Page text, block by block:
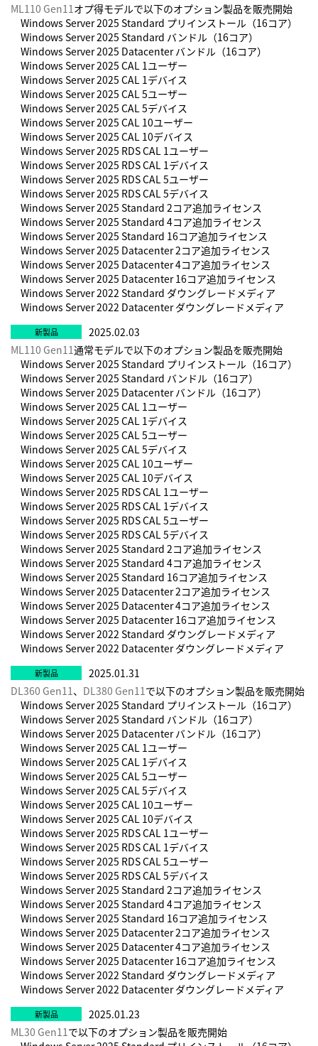
ML110 Gen11 オプ得モデルで以下のオプション製品を販売開始
Windows Server 2025 Standard プリインストール（16コア）
Windows Server 2025 Standard バンドル（16コア）
Windows Server 2025 Datacenter バンドル（16コア）
Windows Server 2025 CAL 1ユーザー
Windows Server 2025 CAL 1デバイス
Windows Server 2025 CAL 5ユーザー
Windows Server 2025 CAL 5デバイス
Windows Server 2025 CAL 10ユーザー
Windows Server 2025 CAL 10デバイス
Windows Server 2025 RDS CAL 1ユーザー
Windows Server 2025 RDS CAL 1デバイス
Windows Server 2025 RDS CAL 5ユーザー
Windows Server 2025 RDS CAL 5デバイス
Windows Server 2025 Standard 2コア追加ライセンス
Windows Server 2025 Standard 4コア追加ライセンス
Windows Server 2025 Standard 16コア追加ライセンス
Windows Server 2025 Datacenter 2コア追加ライセンス
Windows Server 2025 Datacenter 4コア追加ライセンス
Windows Server 2025 Datacenter 16コア追加ライセンス
Windows Server 2022 Standard ダウングレードメディア
Windows Server 2022 Datacenter ダウングレードメディア
2025.02.03
ML110 Gen11通常モデルで以下のオプション製品を販売開始
Windows Server 2025 Standard プリインストール（16コア）
Windows Server 2025 Standard バンドル（16コア）
Windows Server 2025 Datacenter バンドル（16コア）
Windows Server 2025 CAL 1ユーザー
Windows Server 2025 CAL 1デバイス
Windows Server 2025 CAL 5ユーザー
Windows Server 2025 CAL 5デバイス
Windows Server 2025 CAL 10ユーザー
Windows Server 2025 CAL 10デバイス
Windows Server 2025 RDS CAL 1ユーザー
Windows Server 2025 RDS CAL 1デバイス
Windows Server 2025 RDS CAL 5ユーザー
Windows Server 2025 RDS CAL 5デバイス
Windows Server 2025 Standard 2コア追加ライセンス
Windows Server 2025 Standard 4コア追加ライセンス
Windows Server 2025 Standard 16コア追加ライセンス
Windows Server 2025 Datacenter 2コア追加ライセンス
Windows Server 2025 Datacenter 4コア追加ライセンス
Windows Server 2025 Datacenter 16コア追加ライセンス
Windows Server 2022 Standard ダウングレードメディア
Windows Server 2022 Datacenter ダウングレードメディア
2025.01.31
DL360 Gen11 、 DL380 Gen11 で以下のオプション製品を販売開始
Windows Server 2025 Standard プリインストール（16コア）
Windows Server 2025 Standard バンドル（16コア）
Windows Server 2025 Datacenter バンドル（16コア）
Windows Server 2025 CAL 1ユーザー
Windows Server 2025 CAL 1デバイス
Windows Server 2025 CAL 5ユーザー
Windows Server 2025 CAL 5デバイス
Windows Server 2025 CAL 10ユーザー
Windows Server 2025 CAL 10デバイス
Windows Server 2025 RDS CAL 1ユーザー
Windows Server 2025 RDS CAL 1デバイス
Windows Server 2025 RDS CAL 5ユーザー
Windows Server 2025 RDS CAL 5デバイス
Windows Server 2025 Standard 2コア追加ライセンス
Windows Server 2025 Standard 4コア追加ライセンス
Windows Server 2025 Standard 16コア追加ライセンス
Windows Server 2025 Datacenter 2コア追加ライセンス
Windows Server 2025 Datacenter 4コア追加ライセンス
Windows Server 2025 Datacenter 16コア追加ライセンス
Windows Server 2022 Standard ダウングレードメディア
Windows Server 2022 Datacenter ダウングレードメディア
2025.01.23
ML30 Gen11 で以下のオプション製品を販売開始